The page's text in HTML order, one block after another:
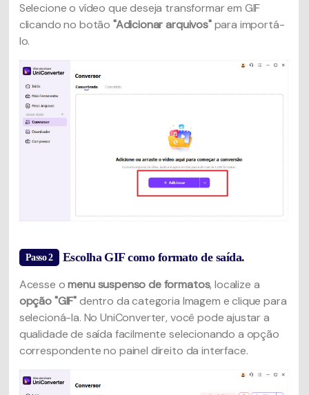
Selecione o vídeo que deseja transformar em GIF
clicando no botão "Adicionar arquivos"para importá-
lo.
Passo 2 Escolha GIF como formato de saída.
Acesse omenu suspenso de formatos, localize a
opção "GIF"dentro da categoria Imagem e clique para
selecioná-la. No UniConverter, você pode ajustar a
qualidade de saída facilmente selecionando a opção
correspondente no painel direito da interface.